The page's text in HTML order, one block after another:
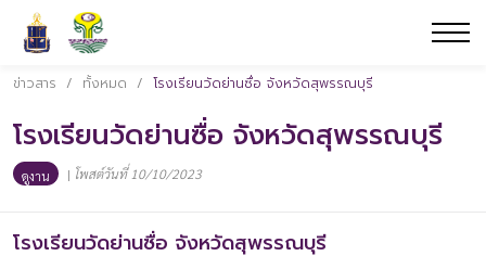
ข่าวสาร / ทั้งหมด / โรงเรียนวัดย่านซื่อ จังหวัดสุพรรณบุรี
โรงเรียนวัดย่านซื่อ จังหวัดสุพรรณบุรี
ดูงาน | โพสต์วันที่ 10/10/2023
โรงเรียนวัดย่านซื่อ จังหวัดสุพรรณบุรี